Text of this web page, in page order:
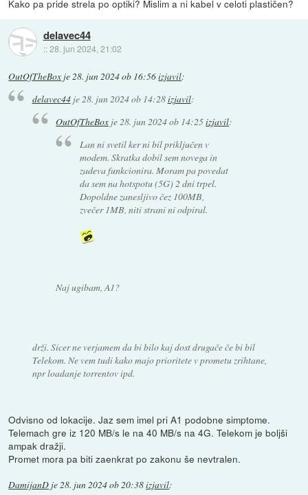
Kako pa pride strela po optiki? Mislim a ni kabel v celoti plastičen?
delavec44
::28. jun 2024, 21:02
OutOfTheBox je 28. jun 2024 ob 16:56izjavil:
delavec44je28. jun 2024 ob 14:28izjavil:
OutOfTheBox je 28. jun 2024 ob 14:25izjavil:
Lan ni svetil ker ni bil priključen v
modem. Skratka dobil sem novega in
zadeva funkcionira. Moram pa povedat
da sem na hotspotu (5G) 2 dni trpel.
Dopoldne zanesljivo čez 100MB,
zvečer 1MB, niti strani ni odpiral.
Naj ugibam, A1?
drži. Sicer ne verjamem da bi bilo kaj dost drugače če bi bil
Telekom. Ne vem tudi kako majo prioritete v prometu zrihtane,
npr loadanje torrentov ipd.
Odvisno od lokacije. Jaz sem imel pri A1 podobne simptome.
Telemach gre iz 120 MB/s le na 40 MB/s na 4G. Telekom je boljši
ampak dražji.
Promet mora pa biti zaenkrat po zakonu še nevtralen.
DamijanD je28. jun 2024 ob 20:38izjavil: